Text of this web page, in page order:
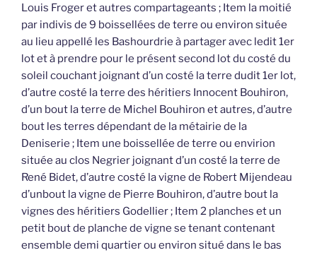
Louis Froger et autres compartageants ; Item la moitié
par indivis de 9 boissellées de terre ou environ située
au lieu appellé les Bashourdrie à partager avec ledit 1er
lot et à prendre pour le présent second lot du costé du
soleil couchant joignant d’un costé la terre dudit 1er lot,
d’autre costé la terre des héritiers Innocent Bouhiron,
d’un bout la terre de Michel Bouhiron et autres, d’autre
bout les terres dépendant de la métairie de la
Deniserie ; Item une boissellée de terre ou envirion
située au clos Negrier joignant d’un costé la terre de
René Bidet, d’autre costé la vigne de Robert Mijendeau
d’unbout la vigne de Pierre Bouhiron, d’autre bout la
vignes des héritiers Godellier ; Item 2 planches et un
petit bout de planche de vigne se tenant contenant
ensemble demi quartier ou environ situé dans le bas